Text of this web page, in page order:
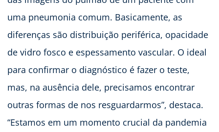
uma pneumonia comum. Basicamente, as
diferenças são distribuição periférica, opacidade
de vidro fosco e espessamento vascular. O ideal
para confirmar o diagnóstico é fazer o teste,
mas, na ausência dele, precisamos encontrar
outras formas de nos resguardarmos”, destaca.
“Estamos em um momento crucial da pandemia